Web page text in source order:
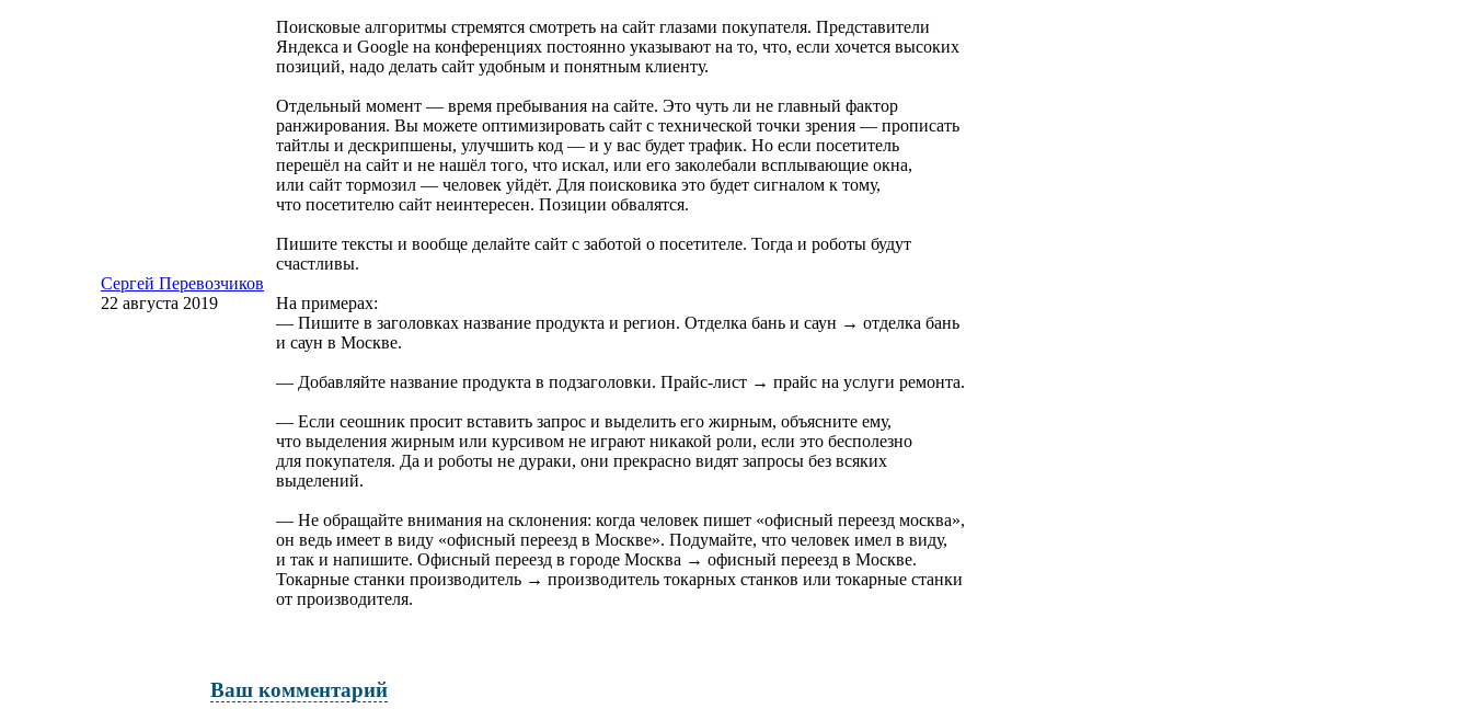
Сергей Перевозчиков
22 августа 2019
Поисковые алгоритмы стремятся смотреть на сайт глазами покупателя. Представители
Яндекса и Google на конференциях постоянно указывают на то, что, если хочется высоких
позиций, надо делать сайт удобным и понятным клиенту.
Отдельный момент — время пребывания на сайте. Это чуть ли не главный фактор
ранжирования. Вы можете оптимизировать сайт с технической точки зрения — прописать
тайтлы и дескрипшены, улучшить код — и у вас будет трафик. Но если посетитель
перешёл на сайт и не нашёл того, что искал, или его заколебали всплывающие окна,
или сайт тормозил — человек уйдёт. Для поисковика это будет сигналом к тому,
что посетителю сайт неинтересен. Позиции обвалятся.
Пишите тексты и вообще делайте сайт с заботой о посетителе. Тогда и роботы будут
счастливы.
На примерах:
— Пишите в заголовках название продукта и регион. Отделка бань и саун → отделка бань
и саун в Москве.
— Добавляйте название продукта в подзаголовки. Прайс-лист → прайс на услуги ремонта.
— Если сеошник просит вставить запрос и выделить его жирным, объясните ему,
что выделения жирным или курсивом не играют никакой роли, если это бесполезно
для покупателя. Да и роботы не дураки, они прекрасно видят запросы без всяких
выделений.
— Не обращайте внимания на склонения: когда человек пишет «офисный переезд москва»,
он ведь имеет в виду «офисный переезд в Москве». Подумайте, что человек имел в виду,
и так и напишите. Офисный переезд в городе Москва → офисный переезд в Москве.
Токарные станки производитель → производитель токарных станков или токарные станки
от производителя.
Ваш комментарий